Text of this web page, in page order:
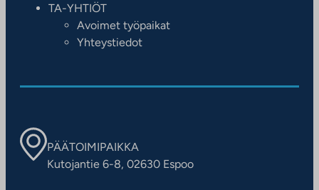
TA-YHTIÖT
Avoimet työpaikat
Yhteystiedot
PÄÄTOIMIPAIKKA
Kutojantie 6-8, 02630 Espoo